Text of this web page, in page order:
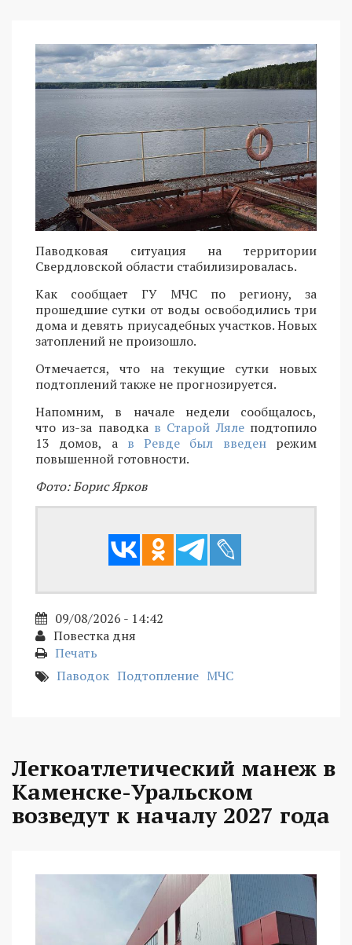
Паводковая ситуация на территории
Свердловской области стабилизировалась.
Как сообщает ГУ МЧС по региону, за
прошедшие сутки от воды освободились три
дома и девять приусадебных участков. Новых
затоплений не произошло.
Отмечается, что на текущие сутки новых
подтоплений также не прогнозируется.
Напомним, в начале недели сообщалось,
что из-за паводка в Старой Лялеподтопило
13 домов, а в Ревде был введенрежим
повышенной готовности.
Фото: Борис Ярков
09/08/2026 - 14:42
Повестка дня
Печать
Паводок Подтопление МЧС
Легкоатлетический манеж в
Каменске-Уральском
возведут к началу 2027 года